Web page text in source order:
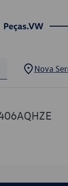
Nova